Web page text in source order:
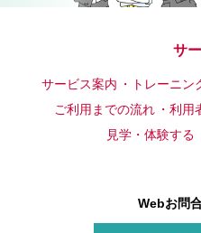
サ
サービス案内 トレーニン
ご利用までの流れ
利用
見学・体験する
Webお問